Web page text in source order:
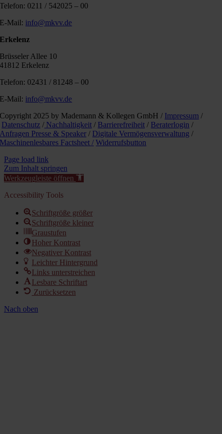
Telefon: 0211 / 542025 – 00
E-Mail: info@mkvv.de
Erkelenz
Brüsseler Allee 10
41812 Erkelenz
Telefon: 02431 / 81248 – 00
E-Mail: info@mkvv.de
Copyright 2025 by Mademann & Kollegen GmbH / Impressum /
Datenschutz / Nachhaltigkeit / Barrierefreiheit / Beraterlogin /
Anfragen Presse & Speaker / Digitale Vermögensverwaltung /
Maschinenlesbares Factsheet / Widerrufsbutton
Page load link
Zum Inhalt springen
Werkzeugleiste öffnen
Accessibility Tools
Schriftgröße größer
Schriftgröße kleiner
Graustufen
Hoher Kontrast
Negativer Kontrast
Leichter Hintergrund
Links unterstreichen
Lesbare Schriftart
Zurücksetzen
Nach oben